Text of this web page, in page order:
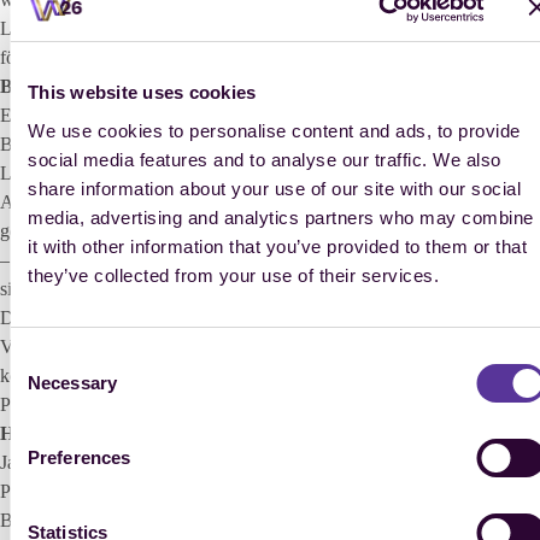
This website uses cookies
We use cookies to personalise content and ads, to provide
social media features and to analyse our traffic. We also
share information about your use of our site with our social
media, advertising and analytics partners who may combine
it with other information that you’ve provided to them or that
they’ve collected from your use of their services.
Selection
Necessary
Preferences
Statistics
Luftzirkulation – all das ist hier absolute Champions League und
fördert das Wohlbefinden der Pferde.“
Barrierefreiheit im Fokus – auch für die Para-Dressur
Ein besonderes Augenmerk liegt zudem auf dem Thema
Barrierefreiheit: Das neue Stallgebäude ist mit einem modernen
Leitsystem ausgestattet, barrierefreie WCs und Duschen sowie
Abstellflächen für elektronische Hilfsmittel wurden ebenfalls
geschaffen. So wird sichergestellt, dass sich alle Reiterinnen und Reiter
– unabhängig von ihren individuellen Bedürfnissen – im Stallbereich
sicher und komfortabel bewegen können. Bei der WM zählt die Para-
Dressur – neben Springen, Dressur, Vielseitigkeit, Fahren und
Voltigieren – zu den sechs Disziplinen. Die verbesserten Bedingungen
kommen somit insbesondere auch den Athletinnen und Athleten im
Para-Sport zugute.
HAVENS Pferdefutter sorgt für optimale Verpflegung
Jahr für Jahr werden im Allianz Park optimale Bedingungen für die
Pferde geschaffen. Das beginnt bei der sorgfältigen Vorbereitung der
Böden, die – ob Rasen oder Sand – von einem erfahrenen Team mit